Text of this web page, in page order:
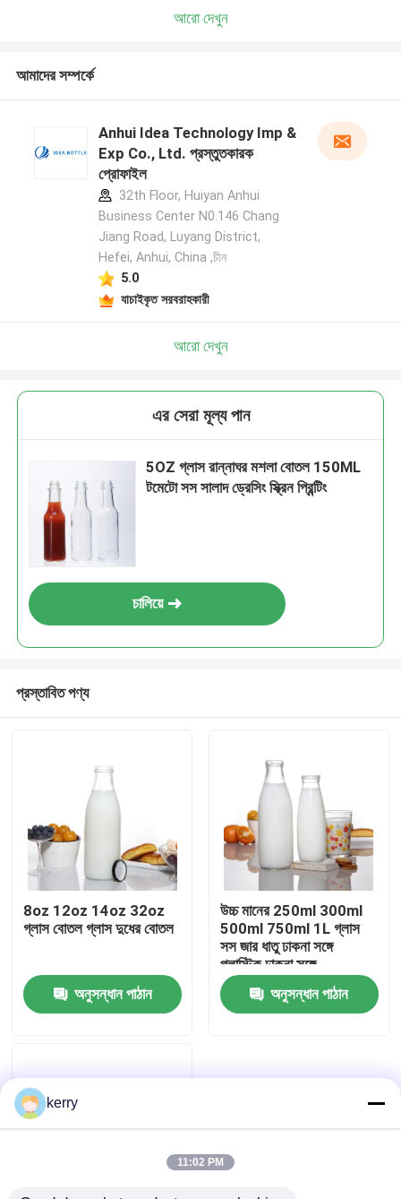
বাড়ি
আমাদের সম্পর্কে
আরো দেখুন
আমাদের সম্পর্কে
Anhui Idea Technology Imp &
Exp Co., Ltd. প্রস্তুতকারক
প্রোফাইল
32th Floor, Huiyan Anhui
Business Center N0.146 Chang
Jiang Road, Luyang District,
Hefei, Anhui, China ,চীন
5.0
যাচাইকৃত সরবরাহকারী
আরো দেখুন
এর সেরা মূল্য পান
5OZ গ্লাস রান্নাঘর মশলা বোতল 150ML
টমেটো সস সালাদ ড্রেসিং স্ক্রিন প্রিন্টিং
চালিয়ে
প্রস্তাবিত পণ্য
8oz 12oz 14oz 32oz
গ্লাস বোতল গ্লাস দুধের বোতল
অনুসন্ধান পাঠান
উচ্চ মানের 250ml 300ml
500ml 750ml 1L গ্লাস
সস জার ধাতু ঢাকনা সঙ্গে
প্লাস্টিক ঢাকনা সঙ্গে
অনুসন্ধান পাঠান
kerry
11:02 PM